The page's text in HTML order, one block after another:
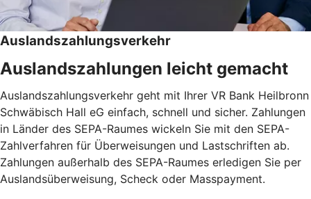
Auslandszahlungsverkehr
Auslandszahlungen leicht gemacht
Auslandszahlungsverkehr geht mit Ihrer VR Bank Heilbronn
Schwäbisch Hall eG einfach, schnell und sicher. Zahlungen
in Länder des SEPA-Raumes wickeln Sie mit den SEPA-
Zahlverfahren für Überweisungen und Lastschriften ab.
Zahlungen außerhalb des SEPA-Raumes erledigen Sie per
Auslandsüberweisung, Scheck oder Masspayment.